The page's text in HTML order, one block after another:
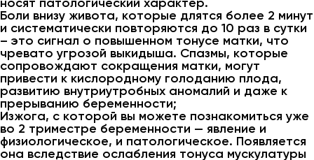
Боли внизу живота, которые длятся более 2 минут
и систематически повторяются до 10 раз в сутки
– это сигнал о повышенном тонусе матки, что
чревато угрозой выкидыша. Спазмы, которые
сопровождают сокращения матки, могут
привести к кислородному голоданию плода,
развитию внутриутробных аномалий и даже к
прерыванию беременности;
Изжога, с которой вы можете познакомиться уже
во 2 триместре беременности — явление и
физиологическое, и патологическое. Появляется
она вследствие ослабления тонуса мускулатуры